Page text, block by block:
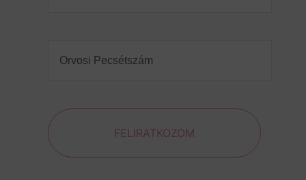
Pecsétszám(Required)
FELIRATKOZOM